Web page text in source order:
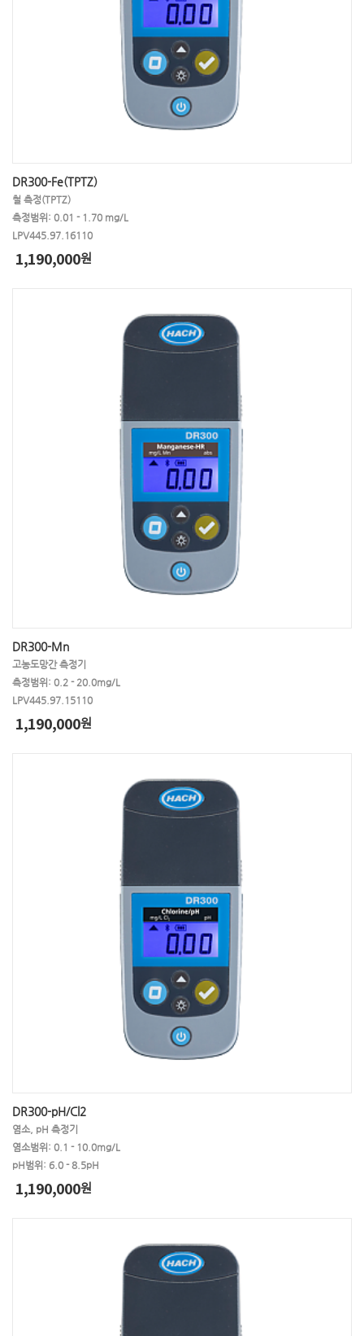
DR300-Fe(TPTZ)
철 측정(TPTZ)
측정범위: 0.01 - 1.70 mg/L
LPV445.97.16110
1,190,000원
DR300-Mn
고농도망간 측정기
측정범위: 0.2 - 20.0mg/L
LPV445.97.15110
1,190,000원
DR300-pH/Cl2
염소, pH 측정기
염소범위: 0.1 - 10.0mg/L
pH범위: 6.0 - 8.5pH
1,190,000원